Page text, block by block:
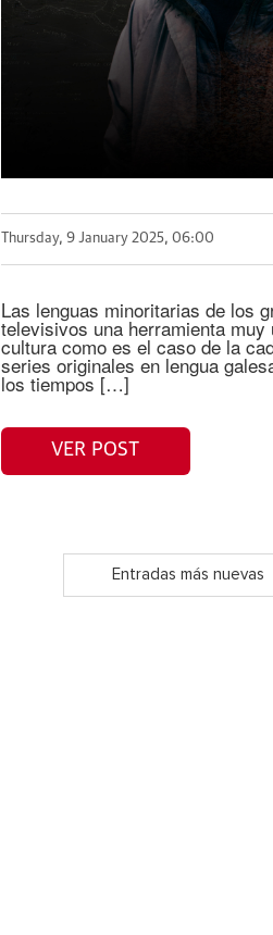
Thursday, 9 January 2025, 06:00
Las lenguas minoritarias de los
televisivos una herramienta
cultura como es el caso de la
series originales en lengua
los tiempos […]
VER POST
Entradas más nuevas